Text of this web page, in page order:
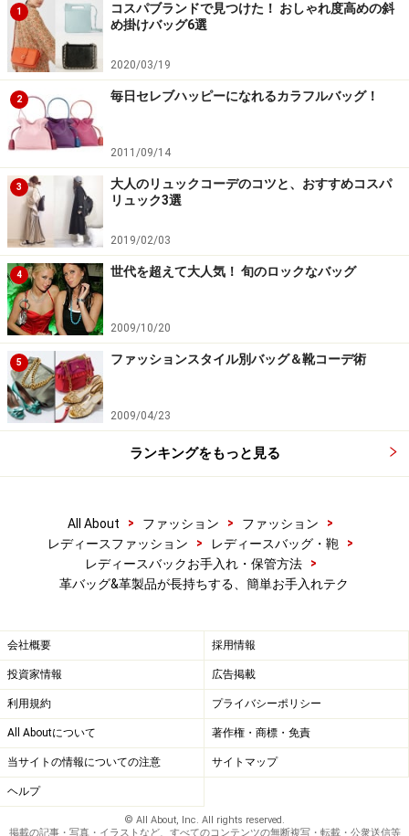
汚れ落としクリームを適量乗せる
革によって、汚れ落としの方法が異なります。最もベー
シックな牛革のお手入れ方法についてご説明します。
まずは、乾いた布などで革バッグの表面に付着している
汚れを拭き取ります。適量の汚れ落としクリームをネル
生地などの柔らかい布に取ります。直径1cm程の大きさ
が目安です。この際、一気にバッグに付けてしまわない
ように、薄く伸ばして下さい。
底面で試し拭きを行う
続いて、底面の目立たない部分で試し拭きします。最初
から、表面の目立つ部分に塗っててしまうと、革の質に
よってはあとが残ってしまう場合もあるので注意が必要
STEP2 保湿する
最後に、革専用の栄養クリームを全体に塗りこんで完成
です。栄養クリームには、革を乾燥によるひび割れから
守り、艶を出す効果もあります。
正に、女性にとってのスキンケアと同じですよね。
実は、エナメルバッグのお手入れ方法は、通常の牛革バ
ッグとはすこしお手入れの仕方が違います。
1
コスパブランドで見つけた！ おしゃれ度高めの斜
め掛けバッグ6選
2020/03/19
2 毎日セレブハッピーになれるカラフルバッグ！
2011/09/14
3
大人のリュックコーデのコツと、おすすめコスパ
リュック3選
2019/02/03
4 世代を超えて大人気！ 旬のロックなバッグ
2009/10/20
5 ファッションスタイル別バッグ＆靴コーデ術
2009/04/23
ランキングをもっと見る
All About > ファッション > ファッション
>
レディースファッション
> レディースバッグ・鞄
>
レディースバックお手入れ・保管方法
>
革バッグ&革製品が長持ちする、簡単お手入れテク
会社概要 採用情報
投資家情報 広告掲載
利用規約 プライバシーポリシー
All Aboutについて 著作権・商標・免責
当サイトの情報についての注意 サイトマップ
ヘルプ
© All About, Inc. All rights reserved.
掲載の記事・写真・イラストなど、すべてのコンテンツの無断複写・転載・公衆送信等